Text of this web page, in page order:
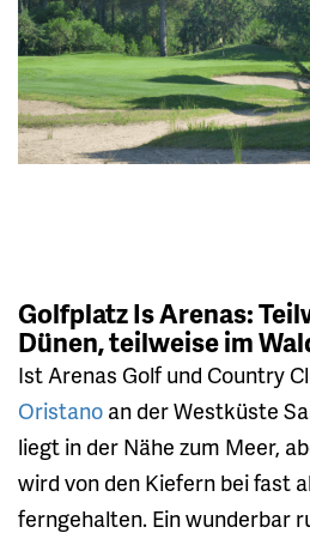
Golfplatz Is Arenas:
Dünen, teilweise im
Ist Arenas Golf und Country
Oristano an der Westküste
liegt in der Nähe zum Meer,
wird von den Kiefern bei fast
ferngehalten. Ein wunderbar